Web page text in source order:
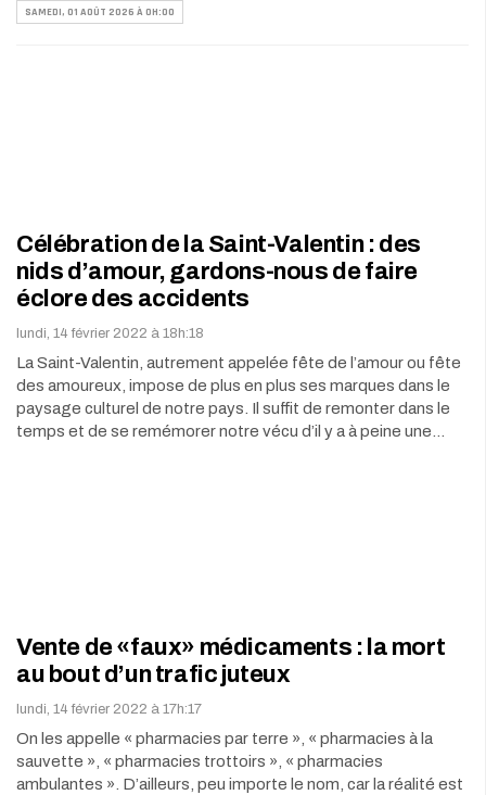
SAMEDI, 01 AOÛT 2026 À 0H:00
Célébration de la Saint-Valentin : des
nids d’amour, gardons-nous de faire
éclore des accidents
lundi, 14 février 2022 à 18h:18
La Saint-Valentin, autrement appelée fête de l’amour ou fête
des amoureux, impose de plus en plus ses marques dans le
paysage culturel de notre pays. Il suffit de remonter dans le
temps et de se remémorer notre vécu d’il y a à peine une…
Vente de «faux» médicaments : la mort
au bout d’un trafic juteux
lundi, 14 février 2022 à 17h:17
On les appelle « pharmacies par terre », « pharmacies à la
sauvette », « pharmacies trottoirs », « pharmacies
ambulantes ». D’ailleurs, peu importe le nom, car la réalité est